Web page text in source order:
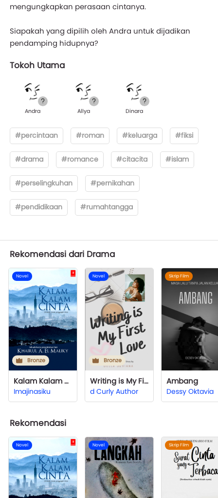
mengungkapkan perasaan cintanya.
Siapakah yang dipilih oleh Andra untuk dijadikan
pendamping hidupnya?
Tokoh Utama
Andra Allya Dinara
#percintaan #roman #keluarga #fiksi
#drama #romance #citacita #islam
#perselingkuhan #pernikahan
#pendidikaan #rumahtangga
Rekomendasi dari Drama
Novel
Bronze
Kalam Kalam Cinta
Imajinasiku
Novel
Bronze
Writing is My First Love
d Curly Author
Skrip Film
Ambang
Dessy Oktavia
Rekomendasi
Novel Novel Skrip Film